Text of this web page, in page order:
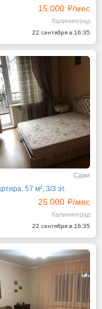
15 000 /мес
Калининград
22 сентября в 16:35
Сдам
57 м², 3/3 эт.
25 000 /мес
Калининград
22 сентября в 16:35